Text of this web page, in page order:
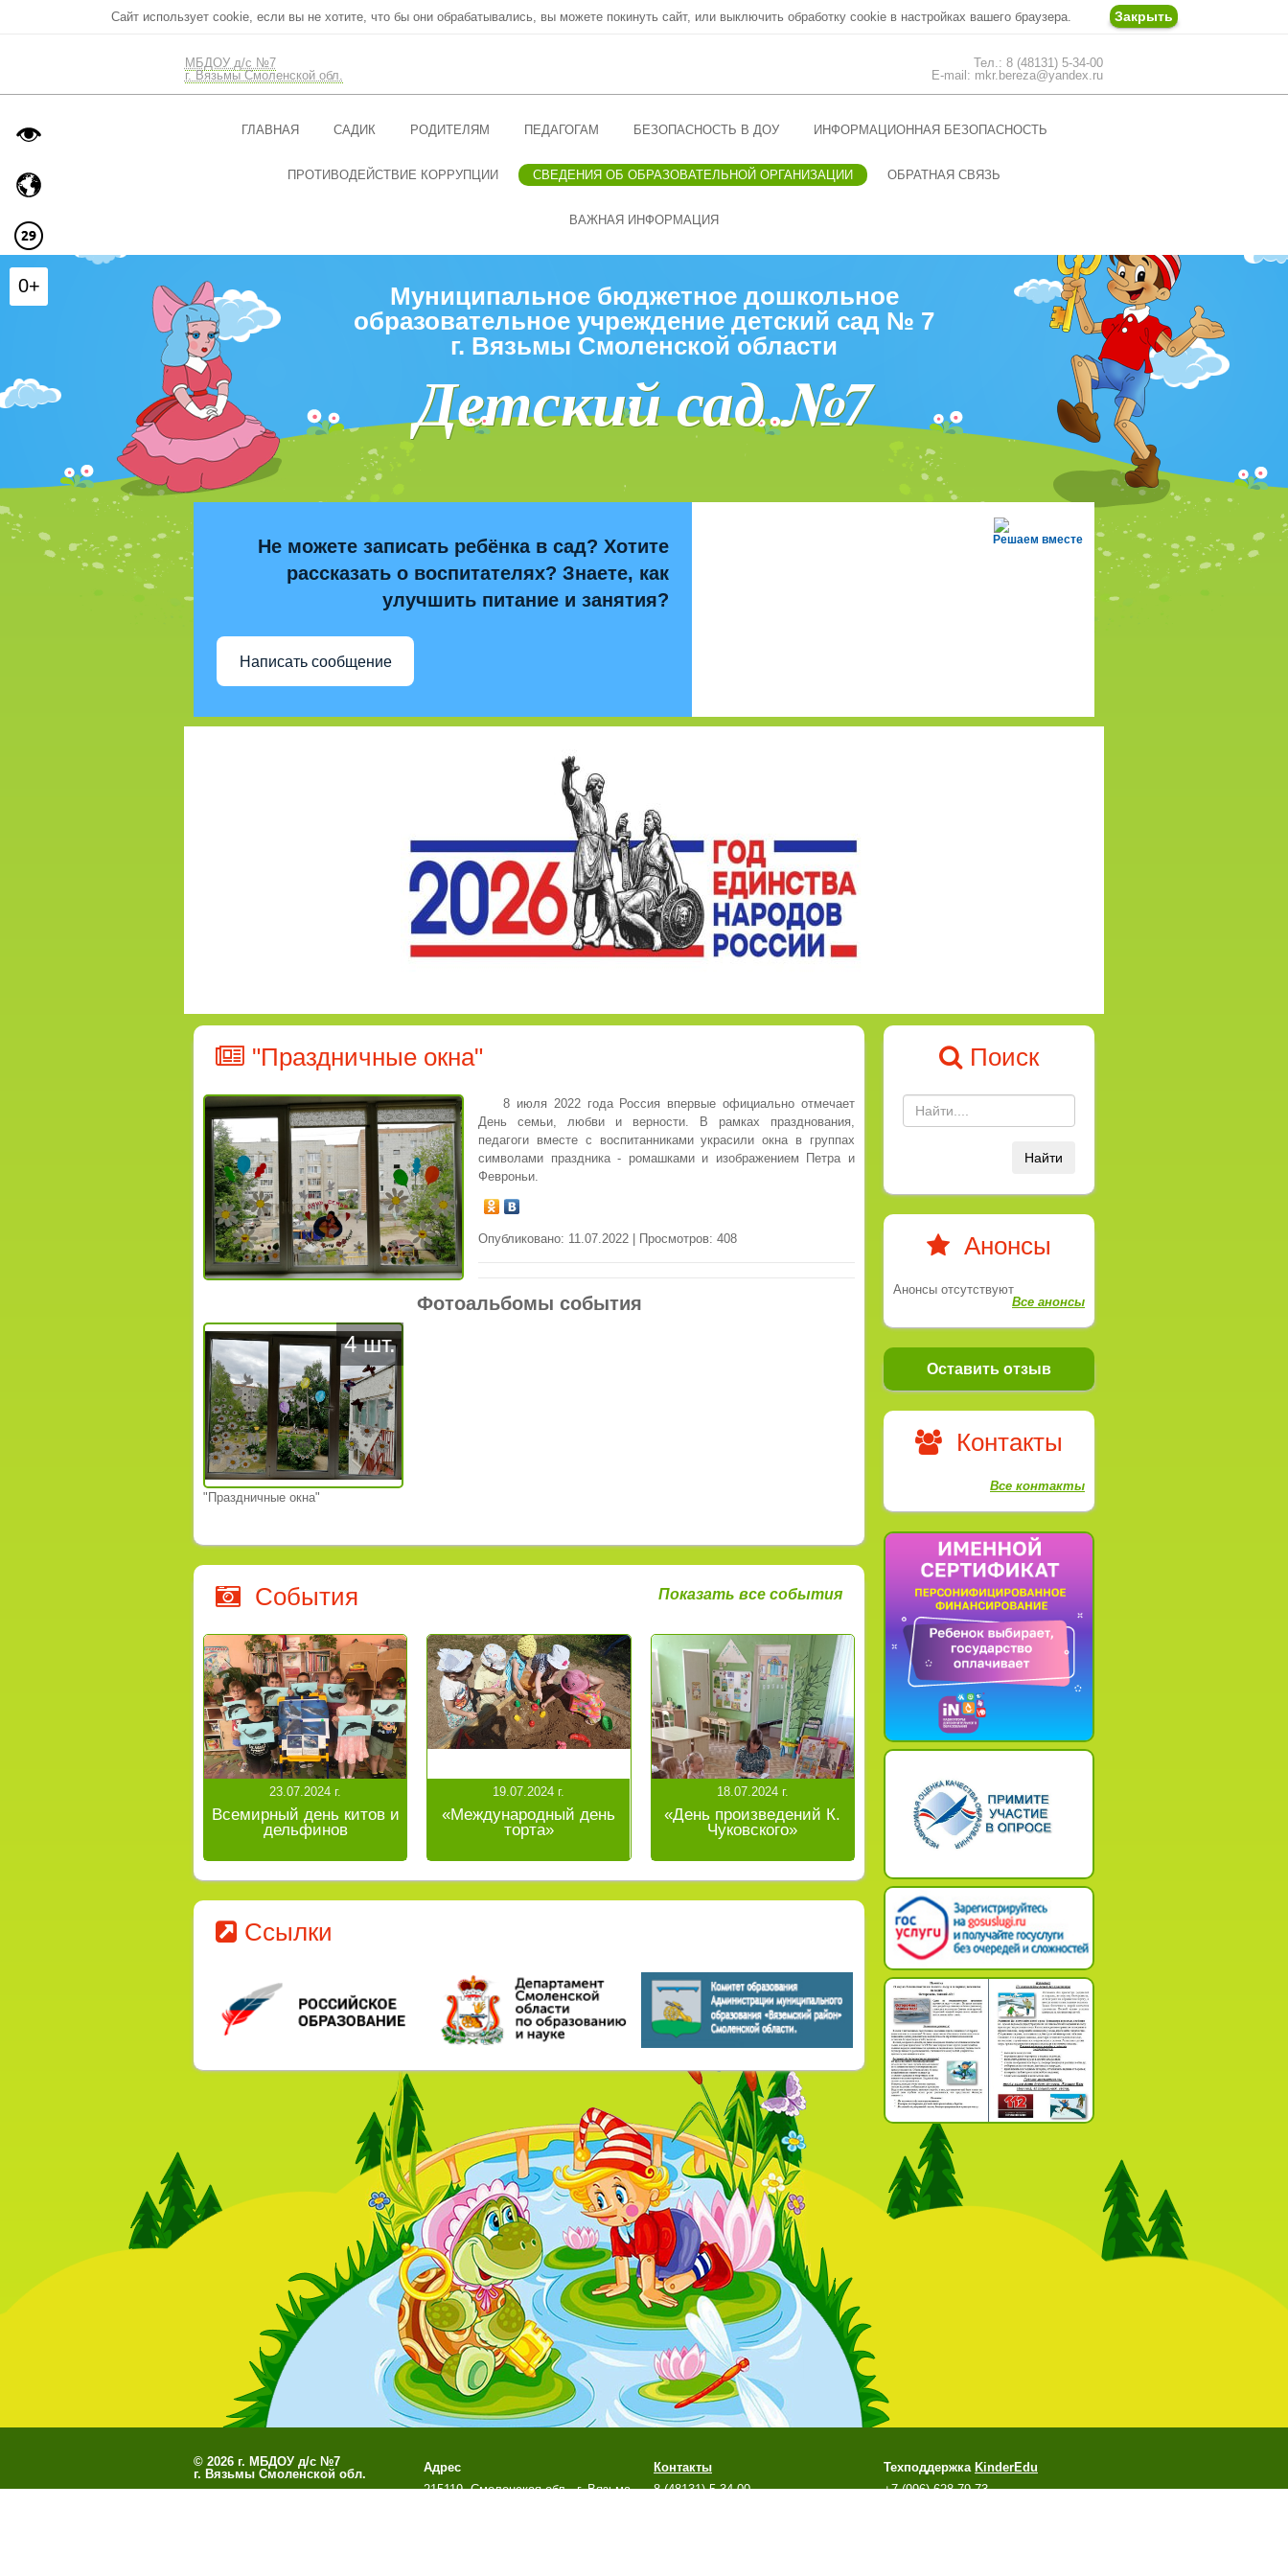
Сайт использует cookie, если вы не хотите, что бы они обрабатывались, вы можете покинуть сайт, или выключить обработку cookie в настройках вашего браузера. Закрыть
МБДОУ д/с №7
г. Вязьмы Смоленской обл.
Тел.: 8 (48131) 5-34-00
E-mail: mkr.bereza@yandex.ru
ГЛАВНАЯ САДИК РОДИТЕЛЯМ ПЕДАГОГАМ БЕЗОПАСНОСТЬ В ДОУ ИНФОРМАЦИОННАЯ БЕЗОПАСНОСТЬ
ПРОТИВОДЕЙСТВИЕ КОРРУПЦИИ СВЕДЕНИЯ ОБ ОБРАЗОВАТЕЛЬНОЙ ОРГАНИЗАЦИИ ОБРАТНАЯ СВЯЗЬ
ВАЖНАЯ ИНФОРМАЦИЯ
Муниципальное бюджетное дошкольное
образовательное учреждение детский сад № 7
г. Вязьмы Смоленской области
Детский сад №7
Решаем вместе
Не можете записать ребёнка в сад? Хотите
рассказать о воспитателях? Знаете, как
улучшить питание и занятия?
Написать сообщение
"Праздничные окна"
8 июля 2022 года Россия впервые официально отмечает
День семьи, любви и верности. В рамках празднования,
педагоги вместе с воспитанниками украсили окна в группах
символами праздника - ромашками и изображением Петра и
Февроньи.
Опубликовано: 11.07.2022 | Просмотров: 408
Фотоальбомы события
4 шт.
"Праздничные окна"
События Показать все события
23.07.2024 г.
Всемирный день китов и
дельфинов
19.07.2024 г.
«Международный день
торта»
18.07.2024 г.
«День произведений К.
Чуковского»
Ссылки
Поиск
Найти
Анонсы
Анонсы отсутствуют
Все анонсы
Оставить отзыв
Контакты
Все контакты
© 2026 г. МБДОУ д/с №7
г. Вязьмы Смоленской обл.
Адрес
215119, Смоленская обл., г. Вязьма,
Контакты
8 (48131) 5-34-00
Техподдержка KinderEdu
+7 (996) 628-79-73
0+